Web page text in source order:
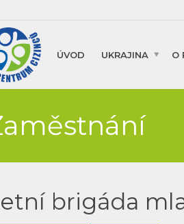
ÚVOD UKRAJINA O
brigáda